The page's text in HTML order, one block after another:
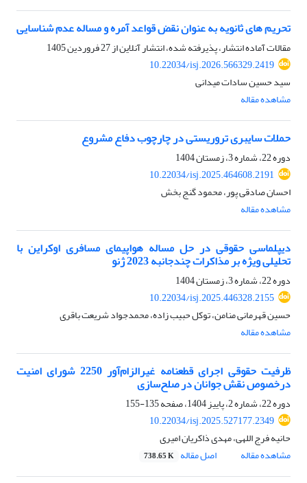
تحریم های ثانویه به عنوان نقض قواعد آمره و مساله عدم شناسایی
مقالات آماده انتشار، پذیرفته شده، انتشار آنلاین از27 فروردین 1405
10.22034/isj.2026.566329.2419
سید حسین سادات میدانی
مشاهده مقاله
حملات سایبری تروریستی در چارچوب دفاع مشروع
دوره 22، شماره 3، زمستان 1404
10.22034/isj.2025.464608.2191
احسان صادقی پور، محمود گنج بخش
مشاهده مقاله
دیپلماسی حقوقی در حل مساله هواپیمای مسافری اوکراین با
تحلیلی ویژه بر مذاکرات چندجانبه 2023 ژنو
دوره 22، شماره 3، زمستان 1404
10.22034/isj.2025.446328.2155
حسین قهرمانی منامن، توکل حبیب زاده، محمدجواد شریعت باقری
مشاهده مقاله
ظرفیت حقوقی اجرای قطعنامه غیرالزام‌آور 2250 شورای امنیت
درخصوص نقش جوانان در صلح‌سازی
دوره 22، شماره 2، پاییز 1404، صفحه
135-155
10.22034/isj.2025.527177.2349
حانیه فرج اللهی، مهدی ذاکریان امیری
مشاهده مقاله
اصل مقاله 738.65 K